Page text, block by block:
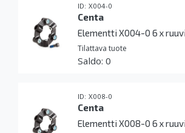
X004-0
Centa
Elementti X004-0 6 x
Tilattava tuote
0
X008-0
Centa
Elementti X008-0 6 x